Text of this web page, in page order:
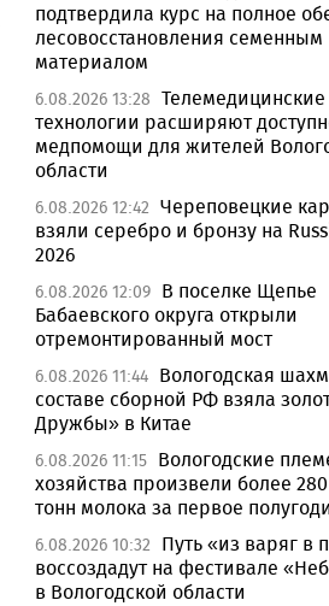
подтвердила курс на полное
лесовосстановления семенным
материалом
6.08.2026 13:28 Телемедицинские
технологии расширяют
медпомощи для жителей
области
6.08.2026 12:42 Череповецкие
взяли серебро и бронзу на
2026
6.08.2026 12:09 В поселке Щепье
Бабаевского округа открыли
отремонтированный мост
6.08.2026 11:44 Вологодская
составе сборной РФ взяла
Дружбы» в Китае
6.08.2026 11:15 Вологодские
хозяйства произвели более
тонн молока за первое
6.08.2026 10:32
Путь «из варяг в
воссоздадут на фестивале
в Вологодской области